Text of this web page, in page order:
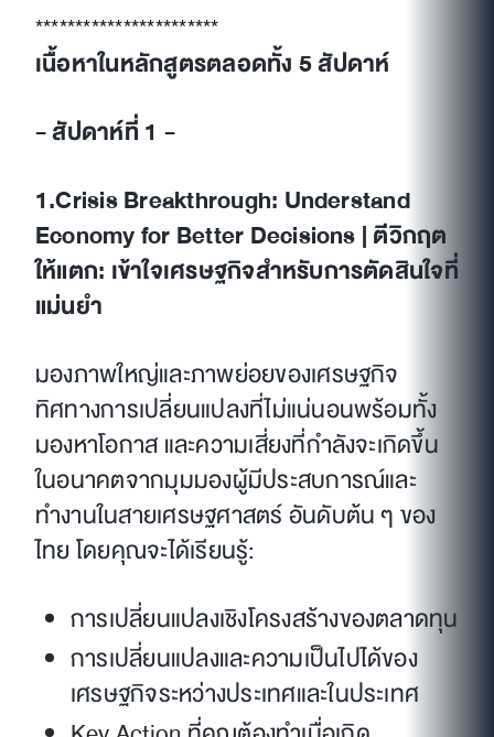
***********************
เนื้อหาในหลักสูตรตลอดทั้ง 5 สัปดาห์
- สัปดาห์ที่ 1 -
1.Crisis Breakthrough: Understand
Economy for Better Decisions | ตีวิกฤต
ให้แตก: เข้าใจเศรษฐกิจสำหรับการตัดสินใจที่
แม่นยำ
มองภาพใหญ่และภาพย่อยของเศรษฐกิจ
ทิศทางการเปลี่ยนแปลงที่ไม่แน่นอนพร้อมทั้ง
มองหาโอกาส และความเสี่ยงที่กำลังจะเกิดขึ้น
ในอนาคตจากมุมมองผู้มีประสบการณ์และ
ทำงานในสายเศรษฐศาสตร์ อันดับต้น ๆ ของ
ไทย โดยคุณจะได้เรียนรู้:
การเปลี่ยนแปลงเชิงโครงสร้างของตลาดทุน
การเปลี่ยนแปลงและความเป็นไปได้ของ
เศรษฐกิจระหว่างประเทศและในประเทศ